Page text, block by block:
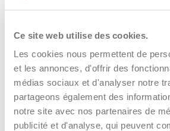
Ce site web utilise des cookies.
Les cookies nous permettent de
et les annonces, d'offrir des
médias sociaux et d'analyser notre
partageons également des
notre site avec nos partenaires de
publicité et d'analyse, qui peuvent
Vous cherchez peut-être
pour les flux de déchets